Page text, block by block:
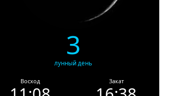
3
лунный день
Восход Закат